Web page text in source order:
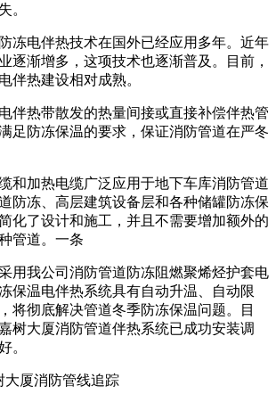
。
冻电伴热技术在国外已经应用多年。近年
逐渐增多，这项技术也逐渐普及。目前，
伴热建设相对成熟。
伴热带散发的热量间接或直接补偿伴热管
足防冻保温的要求，保证消防管道在严冬
和加热电缆广泛应用于地下车库消防管道
防冻、高层建筑设备层和各种储罐防冻保
化了设计和施工，并且不需要增加额外的
管道。一条
用我公司消防管道防冻阻燃聚烯烃护套电
保温电伴热系统具有自动升温、自动限
将彻底解决管道冬季防冻保温问题。目
树大厦消防管道伴热系统已成功安装调
。
大厦消防管线追踪